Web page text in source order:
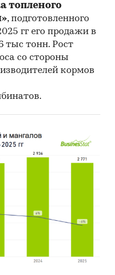
топленого
, подготовленного
гг его продажи в
тыс тонн. Рост
со стороны
кормов